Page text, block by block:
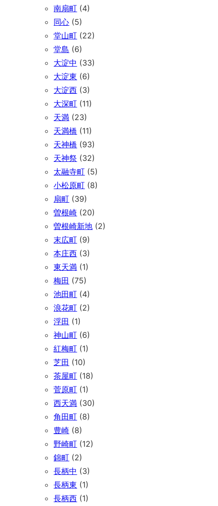
南扇町 (4)
同心 (5)
堂山町 (22)
堂島 (6)
大淀中 (33)
大淀東 (6)
大淀西 (3)
大深町 (11)
天満 (23)
天満橋 (11)
天神橋 (93)
天神祭 (32)
太融寺町 (5)
小松原町 (8)
扇町 (39)
曽根崎 (20)
曽根崎新地 (2)
末広町 (9)
本庄西 (3)
東天満 (1)
梅田 (75)
池田町 (4)
浪花町 (2)
浮田 (1)
神山町 (6)
紅梅町 (1)
芝田 (10)
茶屋町 (18)
菅原町 (1)
西天満 (30)
角田町 (8)
豊崎 (8)
野崎町 (12)
錦町 (2)
長柄中 (3)
長柄東 (1)
長柄西 (1)